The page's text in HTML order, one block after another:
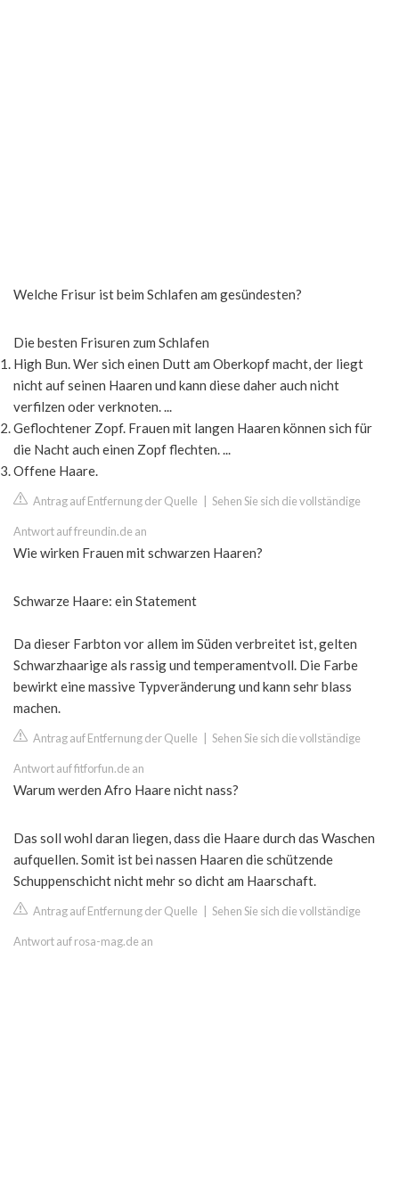
Welche Frisur ist beim Schlafen am gesündesten?
Die besten Frisuren zum Schlafen
High Bun. Wer sich einen Dutt am Oberkopf macht, der liegt
nicht auf seinen Haaren und kann diese daher auch nicht
verfilzen oder verknoten. ...
Geflochtener Zopf. Frauen mit langen Haaren können sich für
die Nacht auch einen Zopf flechten. ...
Offene Haare.
Antrag auf Entfernung der Quelle Sehen Sie sich die vollständige
Antwort auf freundin.de an
Wie wirken Frauen mit schwarzen Haaren?
Schwarze Haare: ein Statement
Da dieser Farbton vor allem im Süden verbreitet ist, gelten
Schwarzhaarige als rassig und temperamentvoll. Die Farbe
bewirkt eine massive Typveränderung und kann sehr blass
machen.
Antrag auf Entfernung der Quelle Sehen Sie sich die vollständige
Antwort auf fitforfun.de an
Warum werden Afro Haare nicht nass?
Das soll wohl daran liegen, dass die Haare durch das Waschen
aufquellen. Somit ist bei nassen Haaren die schützende
Schuppenschicht nicht mehr so dicht am Haarschaft.
Antrag auf Entfernung der Quelle Sehen Sie sich die vollständige
Antwort auf rosa-mag.de an